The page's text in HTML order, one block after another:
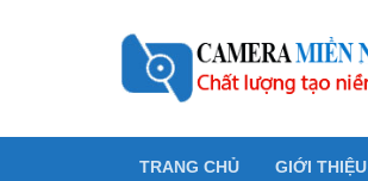
TRANG CHỦ GIỚI THIỆU